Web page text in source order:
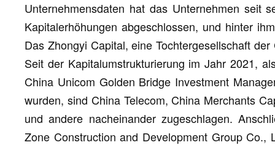
Unternehmensdaten hat das Unternehmen seit
Kapitalerhöhungen abgeschlossen, und hinter
Das Zhongyi Capital, eine Tochtergesellschaft
Seit der Kapitalumstrukturierung im Jahr 2021,
China Unicom Golden Bridge Investment
wurden, sind China Telecom, China Merchants
und andere nacheinander zugeschlagen.
Zone Construction and Development Group